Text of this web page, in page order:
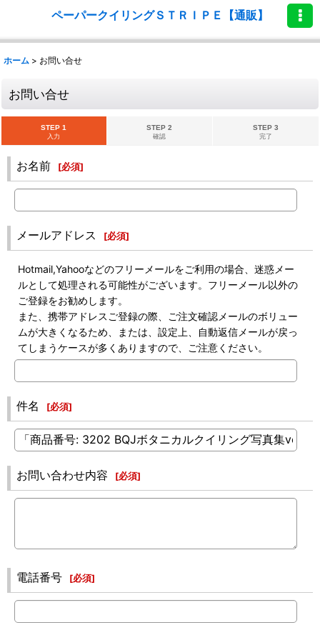
ペーパークイリングＳＴＲＩＰＥ【通販】
ホーム > お問い合せ
お問い合せ
STEP 1
入力
STEP 2
確認
STEP 3
完了
お名前 [必須]
メールアドレス [必須]
Hotmail,Yahooなどのフリーメールをご利用の場合、迷惑メー
ルとして処理される可能性がございます。フリーメール以外の
ご登録をお勧めします。
また、携帯アドレスご登録の際、ご注文確認メールのボリュー
ムが大きくなるため、または、設定上、自動返信メールが戻っ
てしまうケースが多くありますので、ご注意ください。
件名 [必須]
お問い合わせ内容 [必須]
電話番号 [必須]